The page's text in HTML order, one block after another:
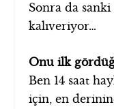
Sonra da sanki
kalıveriyor…
Onu ilk
Ben 14 saat
için, en